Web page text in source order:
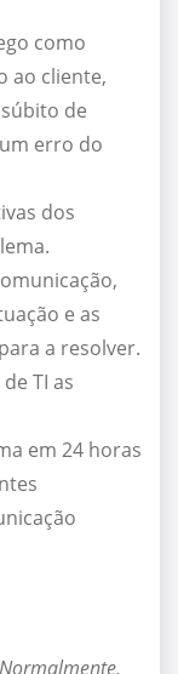
como
ao cliente,
de
erro do
dos
e as
a resolver.
TI as
em 24 horas